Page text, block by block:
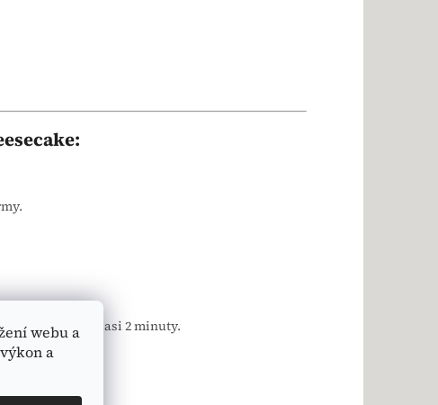
webu a
a
prošlehat asi 2 minuty.